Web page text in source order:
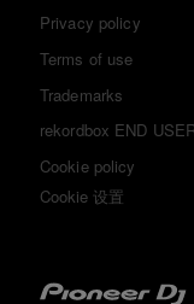
Privacy policy
Terms of use
Trademarks
rekordbox END
Cookie policy
Cookie 设置